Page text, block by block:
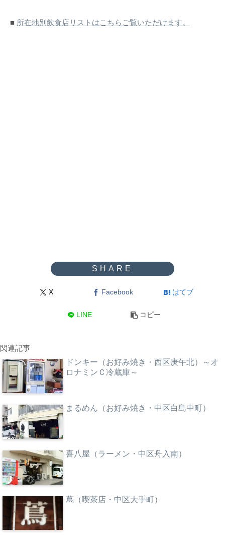
■ 所在地別飲食店リストはこちらご覧いただけます。
X Facebook はてブ
LINE コピー
関連記事
ドンキー（お好み焼き・西区庚午北）～オ
ロナミンＣ冷蔵庫～
まるめん（お好み焼き・中区白島中町）
喜八屋（ラーメン・中区舟入南）
蔦（喫茶店・中区大手町）